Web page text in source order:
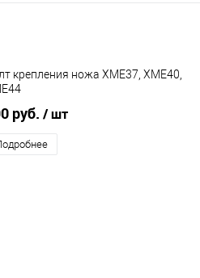
крепления ножа XME37, XME40,
руб. / шт